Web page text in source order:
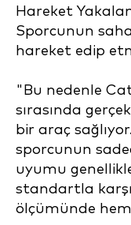
Hareket
Sporcunun
hareket edip
"Bu nedenle
sırasında
bir araç
sporcunun
uyumu
standartla
ölçümünde